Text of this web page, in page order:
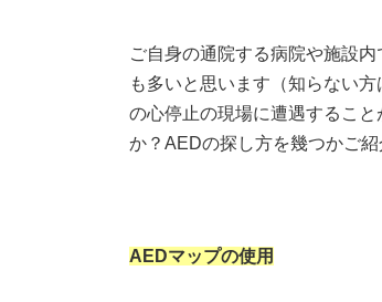
ご自身の通院する病院や施設
も多いと思います（知らない
の心停止の現場に遭遇するこ
か？AEDの探し方を幾つかご紹
AEDマップの使用